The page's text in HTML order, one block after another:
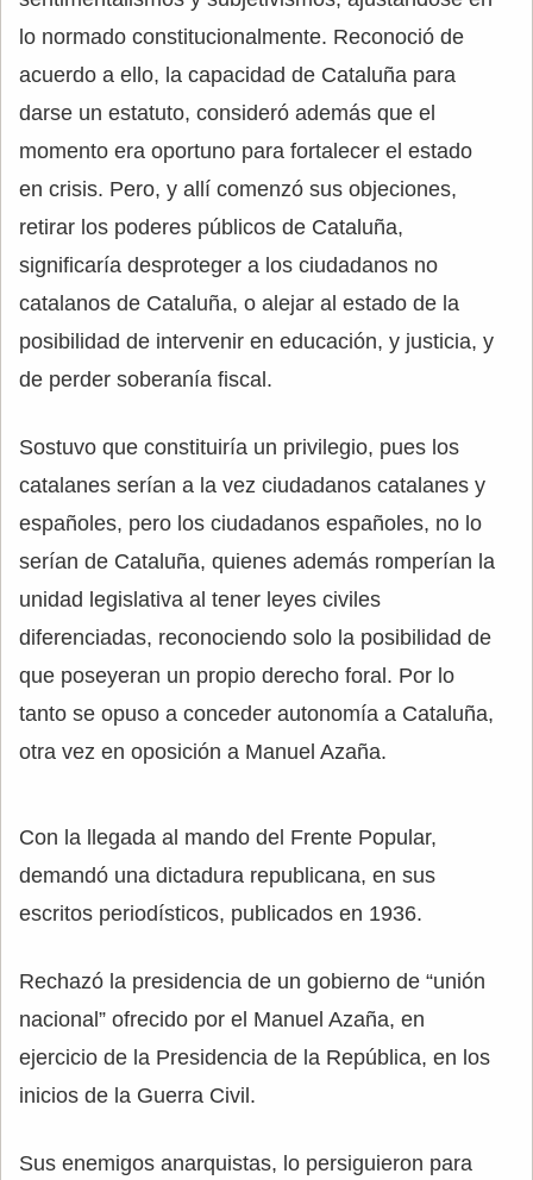
lo normado constitucionalmente. Reconoció de
acuerdo a ello, la capacidad de Cataluña para
darse un estatuto, consideró además que el
momento era oportuno para fortalecer el estado
en crisis. Pero, y allí comenzó sus objeciones,
retirar los poderes públicos de Cataluña,
significaría desproteger a los ciudadanos no
catalanos de Cataluña, o alejar al estado de la
posibilidad de intervenir en educación, y justicia, y
de perder soberanía fiscal.
Sostuvo que constituiría un privilegio, pues los
catalanes serían a la vez ciudadanos catalanes y
españoles, pero los ciudadanos españoles, no lo
serían de Cataluña, quienes además romperían la
unidad legislativa al tener leyes civiles
diferenciadas, reconociendo solo la posibilidad de
que poseyeran un propio derecho foral. Por lo
tanto se opuso a conceder autonomía a Cataluña,
otra vez en oposición a Manuel Azaña.
Con la llegada al mando del Frente Popular,
demandó una dictadura republicana, en sus
escritos periodísticos, publicados en 1936.
Rechazó la presidencia de un gobierno de “unión
nacional” ofrecido por el Manuel Azaña, en
ejercicio de la Presidencia de la República, en los
inicios de la Guerra Civil.
Sus enemigos anarquistas, lo persiguieron para